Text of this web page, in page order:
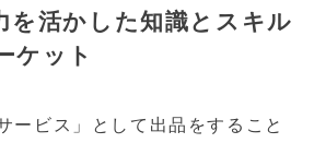
を活かした知識とスキル
ケット
ービス」として出品をすること